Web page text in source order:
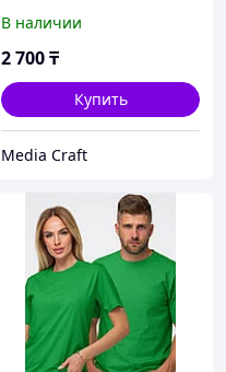
В наличии
2 700₸
Купить
Media Craft